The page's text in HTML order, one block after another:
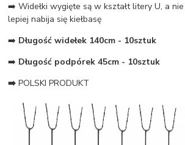
➡️ Widełki wygięte są w kształt litery U, a nie
lepiej nabija się kiełbasę
➡️ Długość widełek 140cm - 10sztuk
➡️ Długość podpórek 45cm - 10sztuk
➡️POLSKI PRODUKT